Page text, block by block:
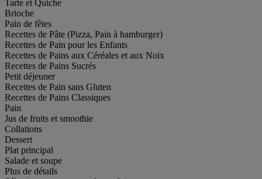
Tarte et Quiche
Brioche
Pain de fêtes
Recettes de Pâte (Pizza, Pain à hamburger)
Recettes de Pain pour les Enfants
Recettes de Pains aux Céréales et aux Noix
Recettes de Pains Sucrés
Petit déjeuner
Recettes de Pain sans Gluten
Recettes de Pains Classiques
Pain
Jus de fruits et smoothie
Collations
Dessert
Plat principal
Salade et soupe
Plus de détails